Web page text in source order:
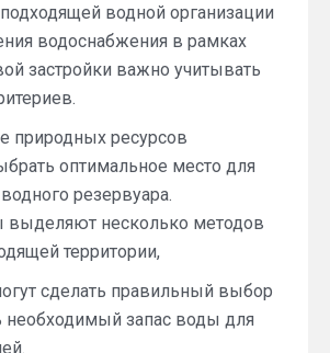
водной организации
водоснабжения в рамках
застройки важно учитывать
природных ресурсов
оптимальное место для
резервуара.
выделяют несколько методов
территории,
сделать правильный выбор
необходимый запас воды для